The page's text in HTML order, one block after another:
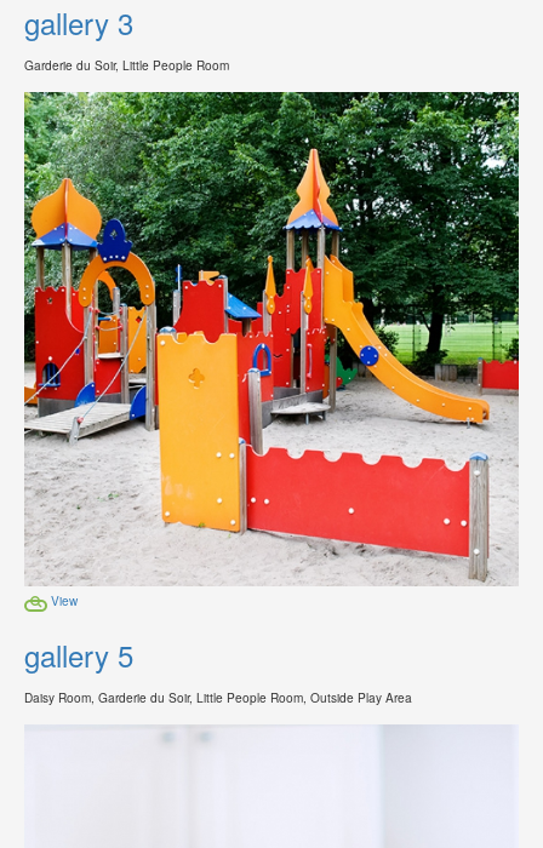
gallery 3
Garderie du Soir, Little People Room
View
gallery 5
Daisy Room, Garderie du Soir, Little People Room, Outside Play Area